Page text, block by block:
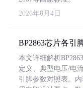
2026年8月4日
BP2863芯片各引
本文详细解析
定义、典型电压/电
引脚参数对照表。